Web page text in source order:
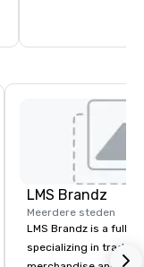
LMS Brandz
Meerdere steden
LMS Brandz is a full-
specializing in trade